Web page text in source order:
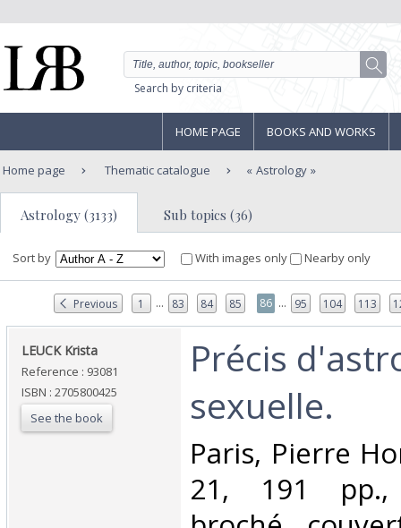
Search by criteria
HOME PAGE BOOKS AND WORKS
Home page Thematic catalogue Astrology
Astrology (3133) Sub topics (36)
Sort by With images only Nearby only
Previous 1 ... 83 84 85 86 ... 95 104 113
‎LEUCK Krista‎
Reference : 93081
ISBN : 2705800425
See the book
‎Précis
sexuelle.‎
‎Paris, Pierre
21, 191